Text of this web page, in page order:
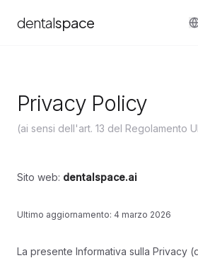
dentalspace
Privacy Policy
(ai sensi dell'art. 13 del Regolamento
Sito web: dentalspace.ai
Ultimo aggiornamento: 4 marzo 2026
La presente Informativa sulla Privacy